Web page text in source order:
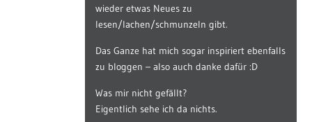
wieder etwas Neues zu
lesen/lachen/schmunzeln gibt.
Das Ganze hat mich sogar inspiriert ebenfalls
zu bloggen – also auch danke dafür :D
Was mir nicht gefällt?
Eigentlich sehe ich da nichts.